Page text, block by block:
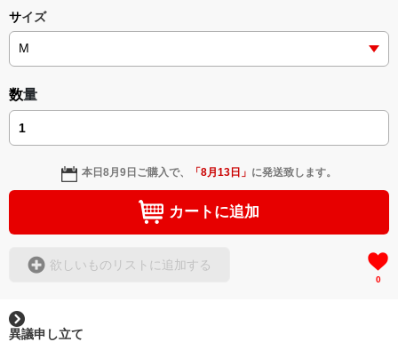
サイズ
数量
本日8月9日 ご購入で、 「8月13日 」 に発送致します。
カートに追加
欲しいものリストに追加する
0
異議申し立て